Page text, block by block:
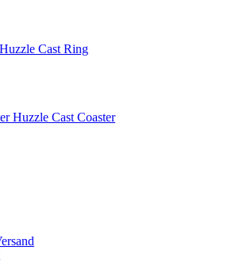
Huzzle Cast Ring
Huzzle Cast Coaster